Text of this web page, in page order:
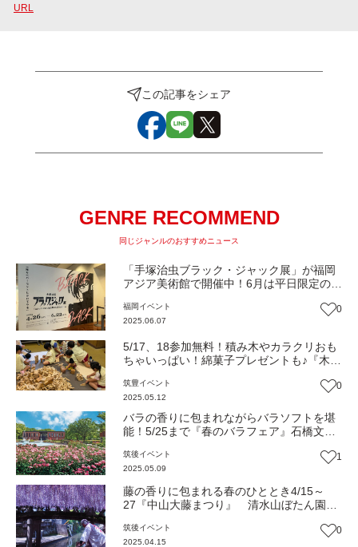
URL
この記事をシェア
GENRE RECOMMEND
同じジャンルのおすすめニュース
「手塚治虫ブラック・ジャック展」が福岡
アジア美術館で開催中！6月は平日限定のプ
福岡 イベント
2025.06.07
0
5/17、18参加無料！積み木やカラクリおも
ちゃいっぱい！綿菓子プレゼントも♪『木の
ト】
筑豊イベント
2025.05.12
0
バラの香りに包まれながらバラソフトを堪
能！5/25まで『春のバラフェア』石橋文化
ベント】
筑後イベント
2025.05.09
1
藤の香りに包まれる春のひととき4/15～
27『中山大藤まつり』 清水山ぼたん園と
【2025春の花】
筑後イベント
2025.04.15
0